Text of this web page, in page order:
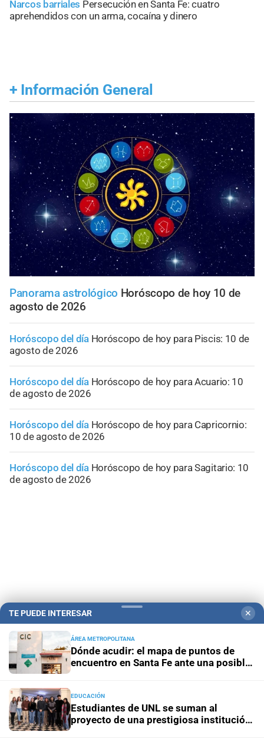
Narcos barriales Persecución en Santa Fe: cuatro
aprehendidos con un arma, cocaína y dinero
+ Información General
Panorama astrológico Horóscopo de hoy 10 de
agosto de 2026
Horóscopo del día Horóscopo de hoy para Piscis: 10 de
agosto de 2026
Horóscopo del día Horóscopo de hoy para Acuario: 10
de agosto de 2026
Horóscopo del día Horóscopo de hoy para Capricornio:
10 de agosto de 2026
Horóscopo del día Horóscopo de hoy para Sagitario: 10
de agosto de 2026
Campolitoral Revista Nosotros Clasificados CYD Litoral
Podcasts Mirador Provincial VivíMejor SF Puerto Negocios
TE PUEDE INTERESAR ✕
ÁREA METROPOLITANA
Dónde acudir: el mapa de puntos de
encuentro en Santa Fe ante una posible
EDUCACIÓN
Estudiantes de UNL se suman al
proyecto de una prestigiosa institución